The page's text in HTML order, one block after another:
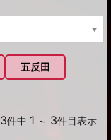
五反田
3件中 1 ～ 3件目表示
i
o